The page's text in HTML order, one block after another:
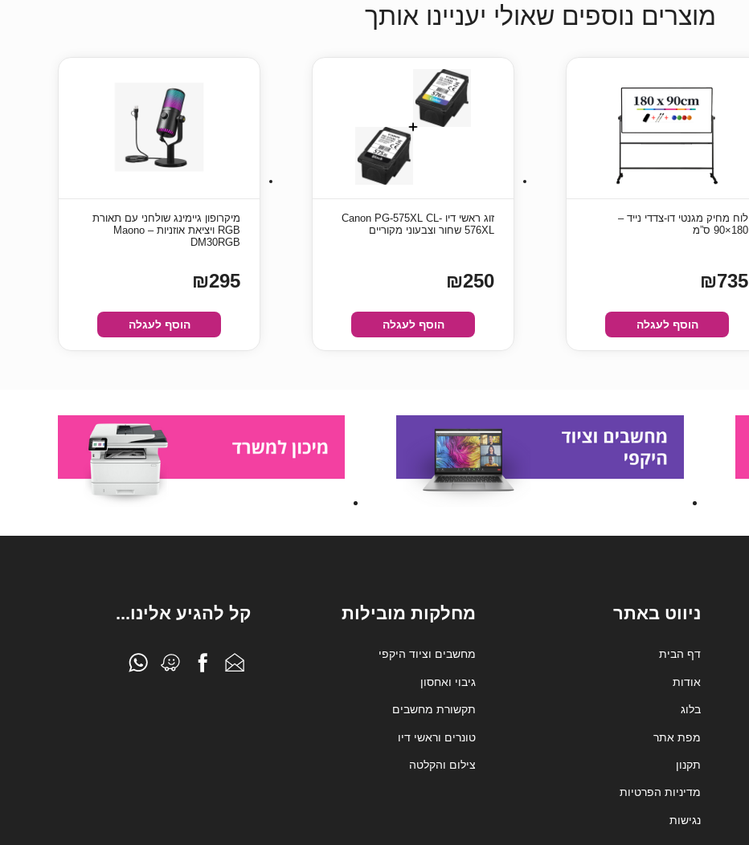
מוצרים נוספים שאולי יעניינו אותך
לוח מחיק מגנטי דו-צדדי נייד –
180×90 ס”מ
₪735
הוסף לעגלה
זוג ראשי דיו Canon PG-575XL CL-
576XL שחור וצבעוני מקוריים
₪250
הוסף לעגלה
מיקרופון גיימינג שולחני עם תאורת
RGB ויציאת אוזניות – Maono
DM30RGB
₪295
הוסף לעגלה
ניווט באתר
דף הבית
אודות
בלוג
מפת אתר
תקנון
מדיניות הפרטיות
נגישות
מחלקות מובילות
מחשבים וציוד היקפי
גיבוי ואחסון
תקשורת מחשבים
טונרים וראשי דיו
צילום והקלטה
קל להגיע אלינו...